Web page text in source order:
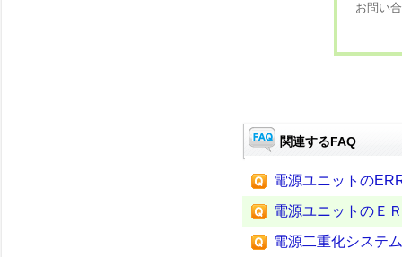
お問い
関連するFAQ
電源ユニットの
電源ユニットのＥ
電源二重化システ